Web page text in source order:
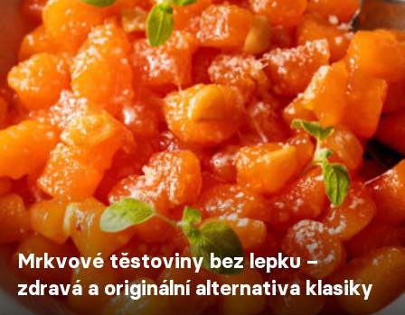
Mrkvové těstoviny bez lepku –
zdravá a originální alternativa klasiky